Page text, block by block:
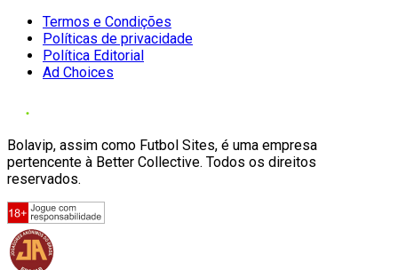
Termos e Condições
Políticas de privacidade
Política Editorial
Ad Choices
Bolavip, assim como Futbol Sites, é uma empresa
pertencente à Better Collective. Todos os direitos
reservados.